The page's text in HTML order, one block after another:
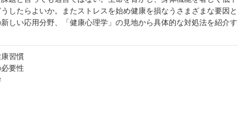
したらよいか。またストレスを始め健康を損なうさまざまな要因と
しい応用分野、「健康心理学」の見地から具体的な対処法を紹介す
習慣
要性